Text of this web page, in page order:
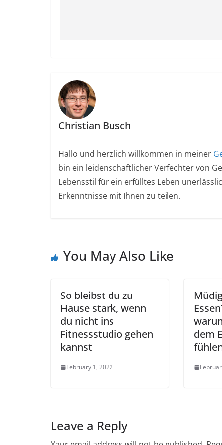
Christian Busch
Hallo und herzlich willkommen in meiner
bin ein leidenschaftlicher Verfechter von
Lebensstil für ein erfülltes Leben
Erkenntnisse mit Ihnen zu teilen.
You May Also Like
So bleibst du zu
Hause stark, wenn
du nicht ins
Fitnessstudio gehen
kannst
February 1, 2022
dem
Leave a Reply